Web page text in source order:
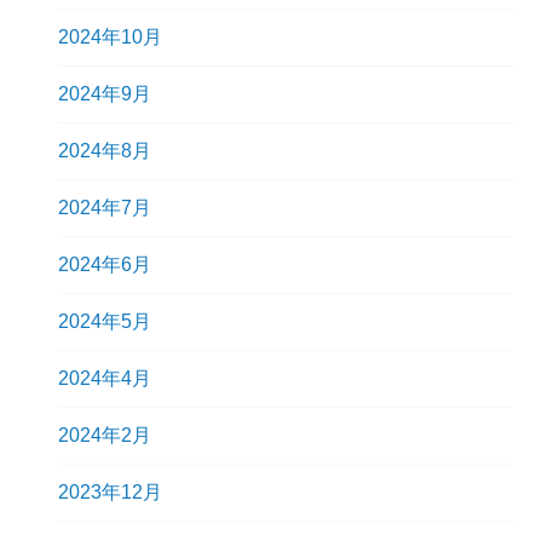
2024年10月
2024年9月
2024年8月
2024年7月
2024年6月
2024年5月
2024年4月
2024年2月
2023年12月